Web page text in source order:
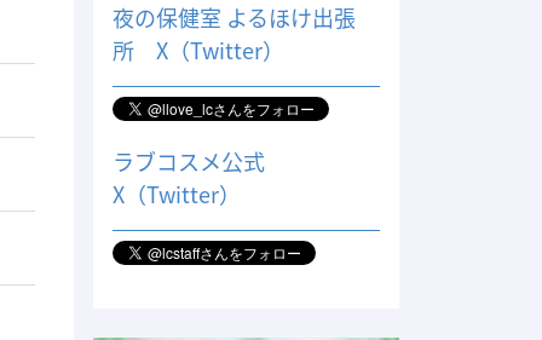
夜の保健室 よるほけ出張
所 X（Twitter）
ラブコスメ公式
X（Twitter）